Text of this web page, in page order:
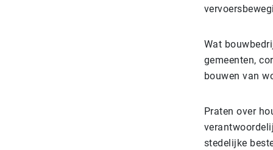
Wat
gemeenten,
bouwen van
Praten over
stedelijke